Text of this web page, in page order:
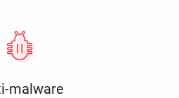
malware